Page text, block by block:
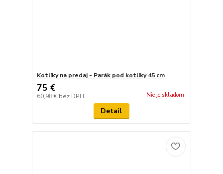
Kotlíky na predaj - Parák pod kotlíky 45 cm
75 €
60,98 € bez DPH Nie je skladom
Detail